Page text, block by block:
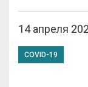
14 апреля
COVID-19